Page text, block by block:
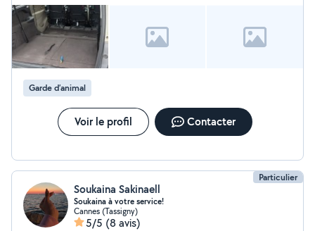
Garde d’animal
Voir le profil Contacter
Particulier
Soukaina Sakinaell
Soukaina à votre service!
Cannes (Tassigny)
5/5 (8 avis)